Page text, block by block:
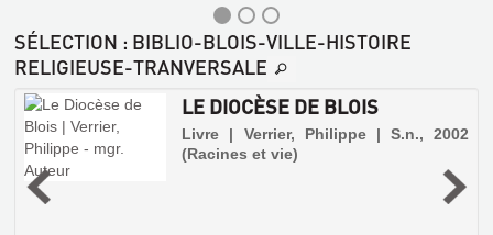
SÉLECTION : BIBLIO-BLOIS-VILLE-HISTOIRE
RELIGIEUSE-TRANVERSALE
LE DIOCÈSE DE BLOIS
Livre | Verrier, Philippe | S.n., 2002
(Racines et vie)